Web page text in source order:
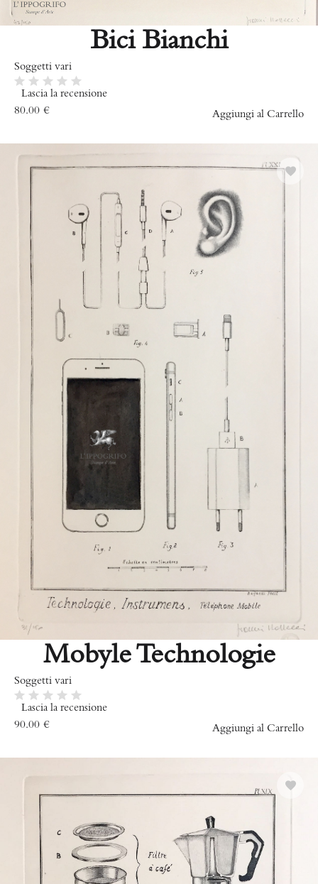
Bici Bianchi
Soggetti vari
Lascia la recensione
€
80.00 Aggiungi al Carrello
Mobyle Technologie
Soggetti vari
Lascia la recensione
€
90.00 Aggiungi al Carrello